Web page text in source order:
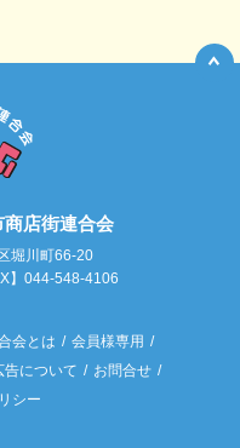
店街連合会
堀川町66-20
】044-548-4106
会とは
会員様専用
告について
お問合せ
シー